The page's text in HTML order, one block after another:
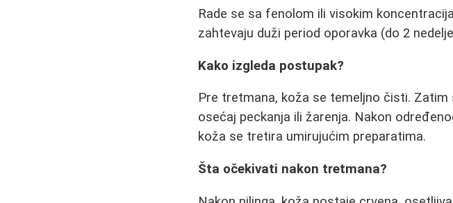
Rade se sa fenolom ili visokim
zahtevaju duži period oporavka (do 2
Kako izgleda postupak?
Pre tretmana, koža se temeljno čisti.
osećaj peckanja ili žarenja. Nakon
koža se tretira umirujućim preparatima.
Šta očekivati nakon tretmana?